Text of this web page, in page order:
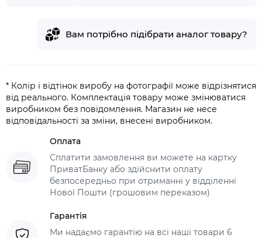
Вам потрібно підібрати аналог товару?
* Колір і відтінок виробу на фотографії може відрізнятися
від реального. Комплектація товару може змінюватися
виробником без повідомлення. Магазин не несе
відповідальності за зміни, внесені виробником.
Оплата
Сплатити замовлення ви можете на картку
ПриватБанку або здійснити оплату
безпосередньо при отриманні у відділенні
Нової Пошти (грошовим переказом)
Гарантія
Ми надаємо гарантію на всі наші товари 6